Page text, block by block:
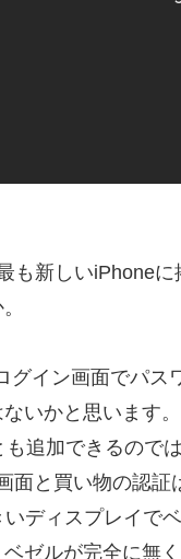
も新しいiPhone
グイン画面でパ
いかと思います。
追加できるので
面と買い物の認
ディスプレイで
ゼルが完全に無